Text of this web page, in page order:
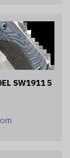
SW1911 5